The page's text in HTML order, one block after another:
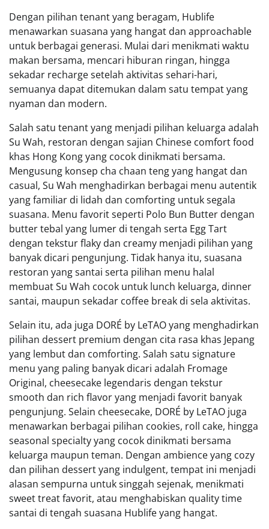
Dengan pilihan tenant yang beragam, Hublife
menawarkan suasana yang hangat dan approachable
untuk berbagai generasi. Mulai dari menikmati waktu
makan bersama, mencari hiburan ringan, hingga
sekadar recharge setelah aktivitas sehari-hari,
semuanya dapat ditemukan dalam satu tempat yang
nyaman dan modern.
Salah satu tenant yang menjadi pilihan keluarga adalah
Su Wah, restoran dengan sajian Chinese comfort food
khas Hong Kong yang cocok dinikmati bersama.
Mengusung konsep cha chaan teng yang hangat dan
casual, Su Wah menghadirkan berbagai menu autentik
yang familiar di lidah dan comforting untuk segala
suasana. Menu favorit seperti Polo Bun Butter dengan
butter tebal yang lumer di tengah serta Egg Tart
dengan tekstur flaky dan creamy menjadi pilihan yang
banyak dicari pengunjung. Tidak hanya itu, suasana
restoran yang santai serta pilihan menu halal
membuat Su Wah cocok untuk lunch keluarga, dinner
santai, maupun sekadar coffee break di sela aktivitas.
Selain itu, ada juga DORÉ by LeTAO yang menghadirkan
pilihan dessert premium dengan cita rasa khas Jepang
yang lembut dan comforting. Salah satu signature
menu yang paling banyak dicari adalah Fromage
Original, cheesecake legendaris dengan tekstur
smooth dan rich flavor yang menjadi favorit banyak
pengunjung. Selain cheesecake, DORÉ by LeTAO juga
menawarkan berbagai pilihan cookies, roll cake, hingga
seasonal specialty yang cocok dinikmati bersama
keluarga maupun teman. Dengan ambience yang cozy
dan pilihan dessert yang indulgent, tempat ini menjadi
alasan sempurna untuk singgah sejenak, menikmati
sweet treat favorit, atau menghabiskan quality time
santai di tengah suasana Hublife yang hangat.